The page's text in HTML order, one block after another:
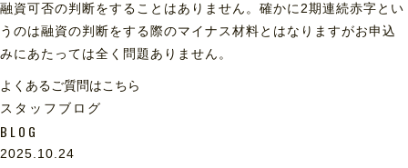
融資可否の判断をすることはありません。確かに2期連続赤字とい
うのは融資の判断をする際のマイナス材料とはなりますがお申込
みにあたっては全く問題ありません。
よくあるご質問はこちら
スタッフブログ
BLOG
2025.10.24